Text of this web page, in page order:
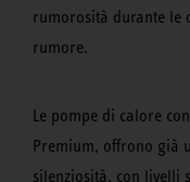
rumorosità durante le
rumore.
Le pompe di calore
Premium, offrono già
silenziosità, con livelli